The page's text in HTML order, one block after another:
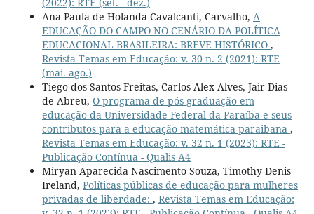
(2022): RTE (set. - dez.)
Ana Paula de Holanda Cavalcanti, Carvalho, A
EDUCAÇÃO DO CAMPO NO CENÁRIO DA POLÍTICA
EDUCACIONAL BRASILEIRA: BREVE HISTÓRICO ,
Revista Temas em Educação: v. 30 n. 2 (2021): RTE
(mai.-ago.)
Tiego dos Santos Freitas, Carlos Alex Alves, Jair Dias
de Abreu, O programa de pós-graduação em
educação da Universidade Federal da Paraíba e seus
contributos para a educação matemática paraibana ,
Revista Temas em Educação: v. 32 n. 1 (2023): RTE -
Publicação Contínua - Qualis A4
Miryan Aparecida Nascimento Souza, Timothy Denis
Ireland, Políticas públicas de educação para mulheres
privadas de liberdade: , Revista Temas em Educação: